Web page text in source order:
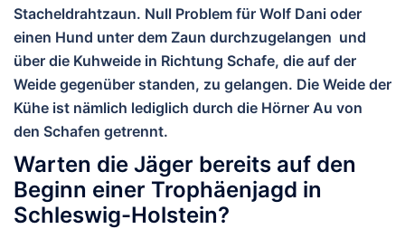
Stacheldrahtzaun. Null Problem für Wolf Dani oder
einen Hund unter dem Zaun durchzugelangen und
über die Kuhweide in Richtung Schafe, die auf der
Weide gegenüber standen, zu gelangen. Die Weide der
Kühe ist nämlich lediglich durch die Hörner Au von
den Schafen getrennt.
Warten die Jäger bereits auf den
Beginn einer Trophäenjagd in
Schleswig-Holstein?